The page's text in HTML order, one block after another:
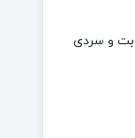
و سردی